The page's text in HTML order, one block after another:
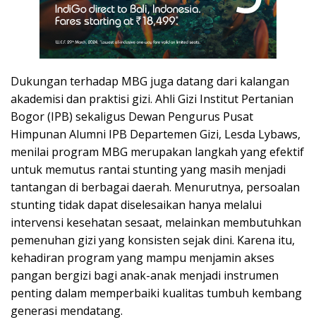
Dukungan terhadap MBG juga datang dari kalangan
akademisi dan praktisi gizi. Ahli Gizi Institut Pertanian
Bogor (IPB) sekaligus Dewan Pengurus Pusat
Himpunan Alumni IPB Departemen Gizi, Lesda Lybaws,
menilai program MBG merupakan langkah yang efektif
untuk memutus rantai stunting yang masih menjadi
tantangan di berbagai daerah. Menurutnya, persoalan
stunting tidak dapat diselesaikan hanya melalui
intervensi kesehatan sesaat, melainkan membutuhkan
pemenuhan gizi yang konsisten sejak dini. Karena itu,
kehadiran program yang mampu menjamin akses
pangan bergizi bagi anak-anak menjadi instrumen
penting dalam memperbaiki kualitas tumbuh kembang
generasi mendatang.